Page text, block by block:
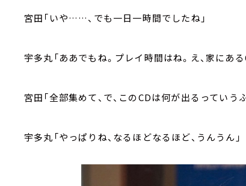
宮田「いや……、でも一日一時間でしたね」
宇多丸「ああでもね。プレイ時間はね。え、家にあ
宮田「全部集めて、で、このCDは何が出るっていう
宇多丸「やっぱりね、なるほどなるほど、うんうん」